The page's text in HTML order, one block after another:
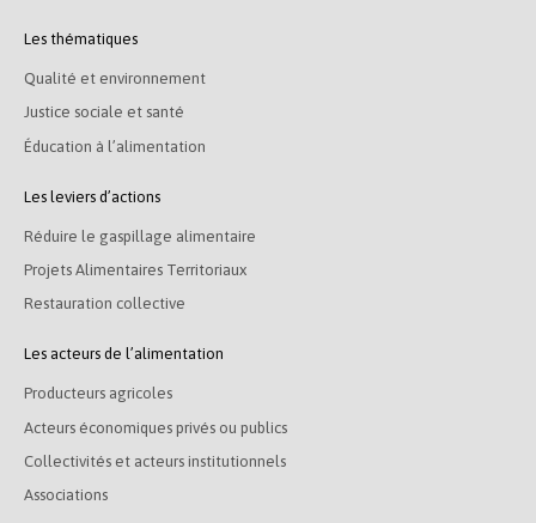
Les thématiques
Qualité et environnement
Justice sociale et santé
Éducation à l’alimentation
Les leviers d’actions
Réduire le gaspillage alimentaire
Projets Alimentaires Territoriaux
Restauration collective
Les acteurs de l’alimentation
Producteurs agricoles
Acteurs économiques privés ou publics
Collectivités et acteurs institutionnels
Associations